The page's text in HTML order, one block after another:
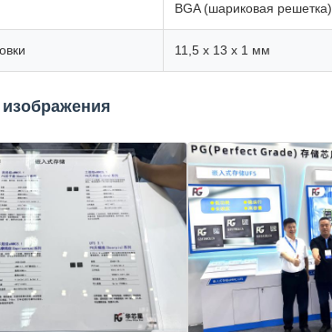
BGA (шариковая решетка)
11,5 х 13 х 1 мм